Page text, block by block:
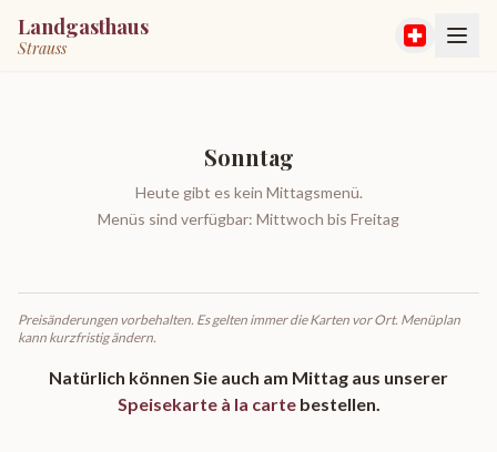
Landgasthaus
Strauss
Sonntag
Heute gibt es kein Mittagsmenü.
Menüs sind verfügbar: Mittwoch bis Freitag
Preisänderungen vorbehalten. Es gelten immer die Karten vor Ort. Menüplan
kann kurzfristig ändern.
Natürlich können Sie auch am Mittag aus unserer
Speisekarte à la cartebestellen.